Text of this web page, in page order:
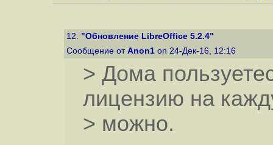
12. "Обновление LibreOffice 5.2.4"
Сообщение от Anon1 on 24-Дек-16, 12:16
> Дома
лицензию на
> можно.